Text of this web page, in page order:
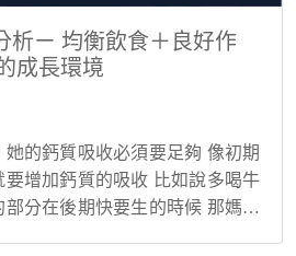
析ㄧ 均衡飲食＋良好作
成長環境
的鈣質吸收必須要足夠 像初期
增加鈣質的吸收 比如說多喝牛
分在後期快要生的時候 那媽媽